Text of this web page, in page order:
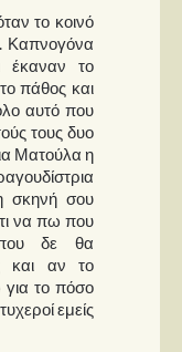
το κοινό
Καπνογόνα
έκαναν το
πάθος και
αυτό που
τους δυο
Ματούλα η
σκηνή σου
τι να πω που
δε θα
και αν το
το πόσο
εμείς